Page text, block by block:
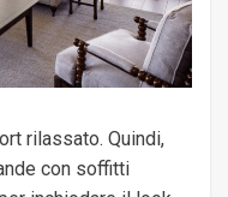
rilassato. Quindi,
con soffitti